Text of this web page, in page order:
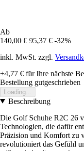
Ab
140,00 € 95,37 € -32%
inkl. MwSt. zzgl.
+4,77 € für Ihre nächste
Bestellung gutgeschrieben
Loading...
Beschreibung
Die Golf Schuhe R2C 26
Technologien, die dafür
Präzision und Komfort zu
revolutioniert das Gefühl